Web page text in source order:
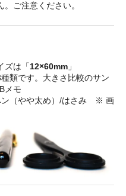
ご注意ください。
ズは「12×60mm 」
種類です。大きさ比較のサン
メモ
ン（やや太め）/はさみ ※ 画